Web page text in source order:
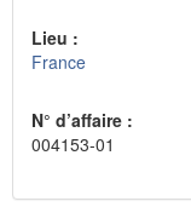
Lieu :
France
N° d’affaire :
004153-01